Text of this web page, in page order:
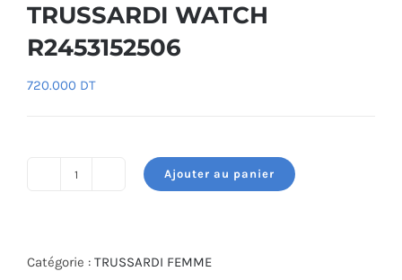
TRUSSARDI WATCH
R2453152506
720.000 DT
WATCH
Ajouter au panier
Catégorie : TRUSSARDI FEMME